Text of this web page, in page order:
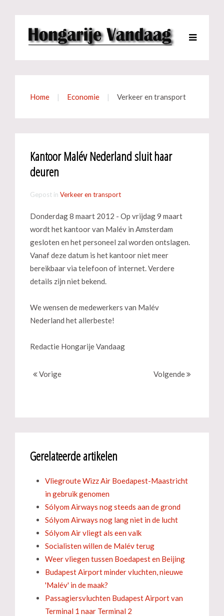
Home Economie Verkeer en transport
Kantoor Malév Nederland sluit haar
deuren
Gepost in Verkeer en transport
Donderdag 8 maart 2012 - Op vrijdag 9 maart
wordt het kantoor van Malév in Amsterdam
gesloten en het personeel zal worden ontslagen.
Vanaf deze datum is het kantoor niet meer
bereikbaar via telefoon of internet. Verdere
details zijn niet bekend.
We wensen de medewerkers van Malév
Nederland het allerbeste!
Redactie Hongarije Vandaag
Vorige Volgende
Gerelateerde artikelen
Vliegroute Wizz Air Boedapest-Maastricht
in gebruik genomen
Sólyom Airways nog steeds aan de grond
Sólyom Airways nog lang niet in de lucht
Sólyom Air vliegt als een valk
Socialisten willen de Malév terug
Weer vliegen tussen Boedapest en Beijing
Budapest Airport minder vluchten, nieuwe
'Malév' in de maak?
Passagiersvluchten Budapest Airport van
Terminal 1 naar Terminal 2